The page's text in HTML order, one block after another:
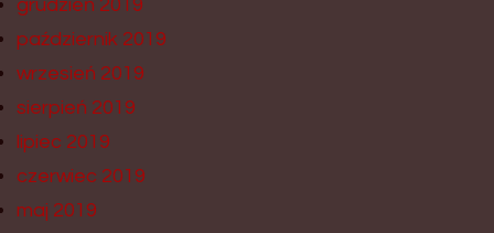
grudzień 2019
październik 2019
wrzesień 2019
sierpień 2019
lipiec 2019
czerwiec 2019
maj 2019